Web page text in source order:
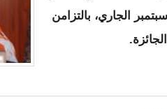
الدول العربية في الفترة من 13 إلى 15 سبتمبر الجاري، بالتزامن